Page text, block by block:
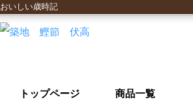
おいしい歳時記
トップページ 商品一覧